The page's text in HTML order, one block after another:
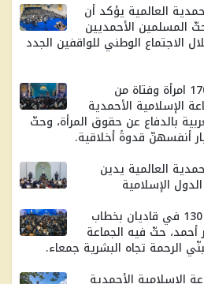
العالمية يؤكد أن
المسلمين الأحمديين
الاجتماع الوطني للواقفين الجدد
في خطابٍ أمام أكثر من 1700 امرأة وفتاة من
الإسلامية الأحمدية
بالدفاع عن حقوق المرأة، وحثّ
أنفسهنّ قدوةً أخلاقية.
العالمية يدين
الإسلامية
اختتام الجلسة السنوية الـ 130 في قاديان بخطاب
أحمد، حثّ فيه الجماعة
الرحمة تجاه البشرية جمعاء.
الإسلامية الأحمدية